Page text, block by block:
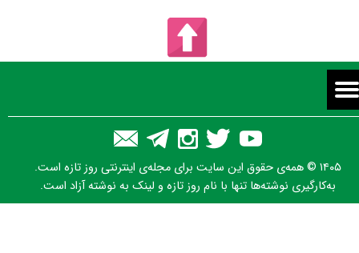
۱۴۰۵ © همه‌ی حقوق این سایت برای مجله‌ی اینترنتی روز تازه است.
به‌کارگیری نوشته‌ها تنها با نام روز تازه و لینک به نوشته آزاد است.